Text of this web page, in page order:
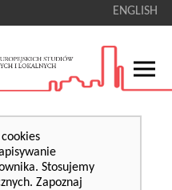
ENGLISH
Stosujemy
Zapoznaj